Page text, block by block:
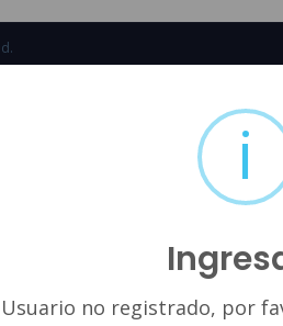
Usuario no registrado, por